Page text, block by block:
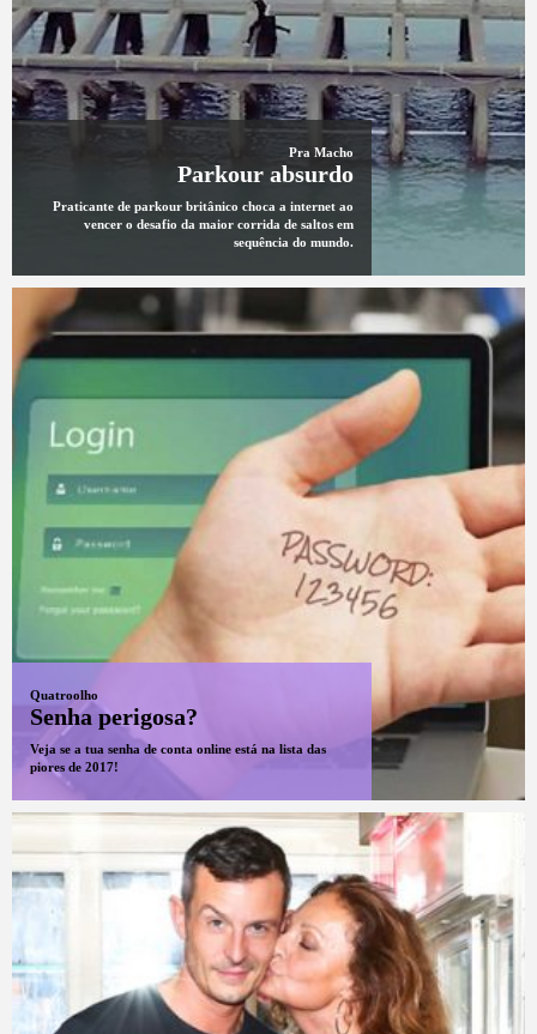
Pra Macho
Parkour absurdo
Praticante de parkour britânico choca a internet ao
vencer o desafio da maior corrida de saltos em
sequência do mundo.
Quatroolho
Senha perigosa?
Veja se a tua senha de conta online está na lista das
piores de 2017!